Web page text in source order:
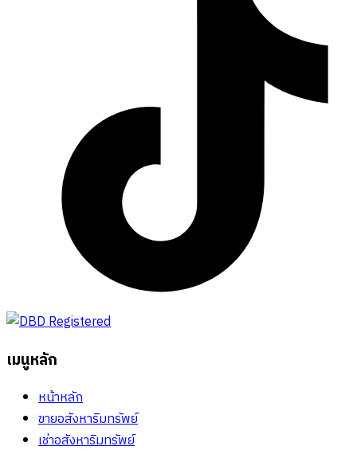
เมนูหลัก
หน้าหลัก
ขายอสังหาริมทรัพย์
เช่าอสังหาริมทรัพย์